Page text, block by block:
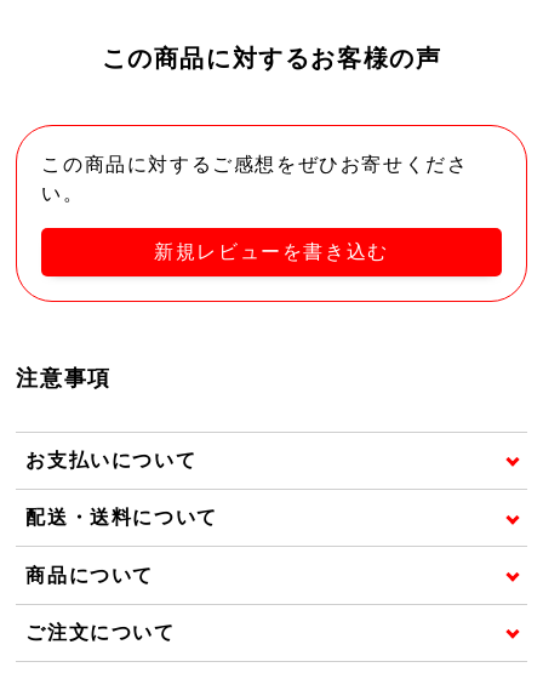
この商品に対するお客様の声
この商品に対するご感想をぜひお寄せくださ
い。
新規レビューを書き込む
注意事項
お支払いについて
配送・送料について
商品について
ご注文について